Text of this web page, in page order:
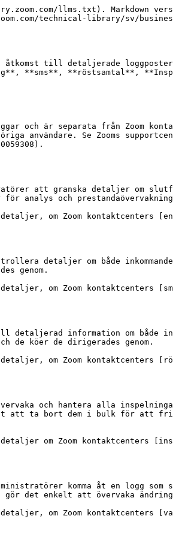
llms.txt). Markdown
technical-library/sv/
åtkomst till detaljerade
**sms**, **röstsamtal**,
och är separata från Zoom
användare. Se Zooms
att granska detaljer om
analys och
om Zoom kontaktcenters
detaljer om både
genom.
om Zoom kontaktcenters
information om både
de köer de dirigerades genom.
om Zoom kontaktcenters
övervaka och hantera alla
ta bort dem i bulk för att
om Zoom kontaktcenters
komma åt en logg
gör det enkelt att övervaka
om Zoom kontaktcenters